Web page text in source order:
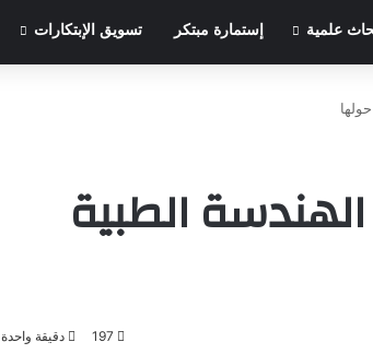
علمية إستمارة مبتكر تسويق الإبتكارات
الهندسة الطبية
197 دقيقة واحدة